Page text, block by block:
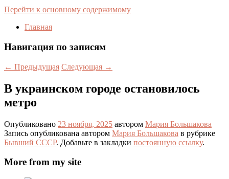
Перейти к основному содержимому
Главная
Навигация по записям
← Предыдущая Следующая →
В украинском городе остановилось
метро
Опубликовано 23 ноября, 2025 автором Мария Большакова
Запись опубликована автором Мария Большакова в рубрике
Бывший СССР. Добавьте в закладки постоянную ссылку.
More from my site